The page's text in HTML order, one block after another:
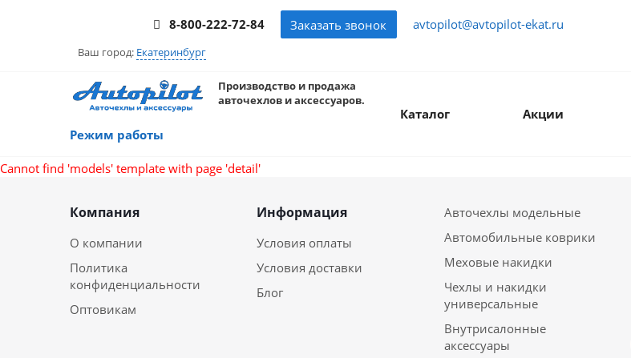
8-800-222-72-84 Заказать звонок avtopilot@avtopilot-ekat.ru
Ваш город: Екатеринбург
Производство и продажа
авточехлов и аксессуаров.
Режим работы
Каталог Акции
Cannot find 'models' template with page 'detail'
Компания
О компании
Политика
конфиденциальности
Оптовикам
Информация
Условия оплаты
Условия доставки
Блог
Авточехлы модельные
Автомобильные коврики
Меховые накидки
Чехлы и накидки
универсальные
Внутрисалонные
аксессуары